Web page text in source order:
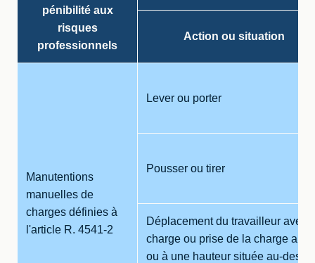
pénibilité aux
risques
professionnels
Action ou situation
Manutentions
manuelles de
charges définies à
l'article R. 4541-2
Lever ou porter
Pousser ou tirer
Déplacement du travailleur avec
charge ou prise de la charge au
ou à une hauteur située au-